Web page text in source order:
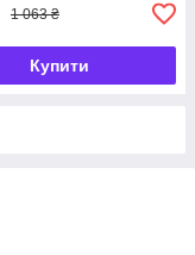
1 063 ₴
Купити